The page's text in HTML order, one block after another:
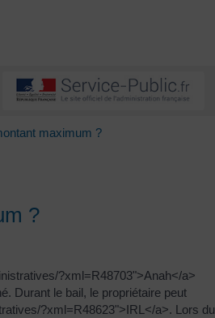
maximum ?
?
?xml=R48703">Anah</a>
Durant le bail, le propriétaire peut
?xml=R48623">IRL</a>. Lors du